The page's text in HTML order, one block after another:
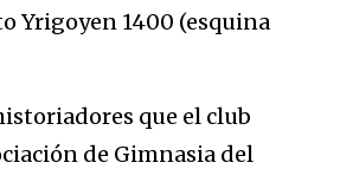
Yrigoyen 1400 (esquina
que el club
de Gimnasia del